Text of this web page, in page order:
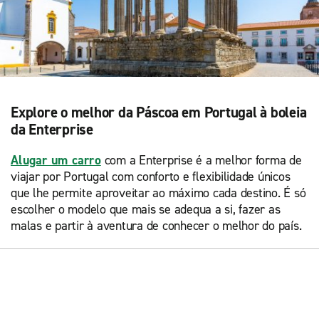
Explore o melhor da Páscoa em Portugal à boleia
da Enterprise
Alugar um carrocom a Enterprise é a melhor forma de
viajar por Portugal com conforto e flexibilidade únicos
que lhe permite aproveitar ao máximo cada destino. É só
escolher o modelo que mais se adequa a si, fazer as
malas e partir à aventura de conhecer o melhor do país.